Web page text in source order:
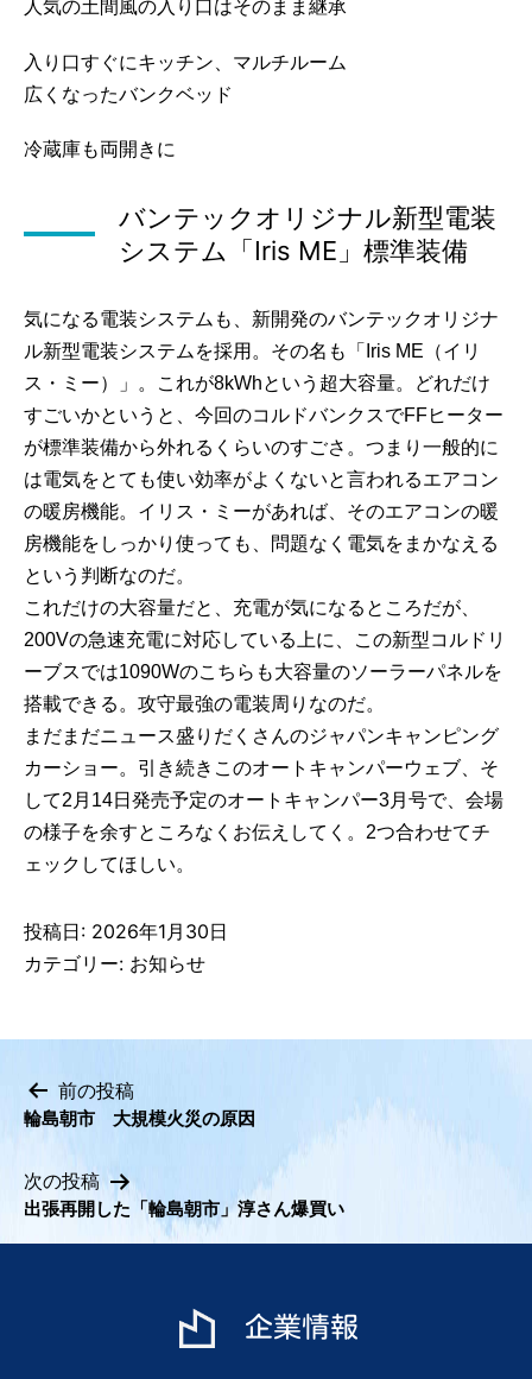
人気の土間風の入り口はそのまま継承
入り口すぐにキッチン、マルチルーム
広くなったバンクベッド
冷蔵庫も両開きに
バンテックオリジナル新型電装
システム「Iris ME」標準装備
気になる電装システムも、新開発のバンテックオリジナ
ル新型電装システムを採用。その名も「Iris ME（イリ
ス・ミー）」。これが8kWhという超大容量。どれだけ
すごいかというと、今回のコルドバンクスでFFヒーター
が標準装備から外れるくらいのすごさ。つまり一般的に
は電気をとても使い効率がよくないと言われるエアコン
の暖房機能。イリス・ミーがあれば、そのエアコンの暖
房機能をしっかり使っても、問題なく電気をまかなえる
という判断なのだ。
これだけの大容量だと、充電が気になるところだが、
200Vの急速充電に対応している上に、この新型コルドリ
ーブスでは1090Wのこちらも大容量のソーラーパネルを
搭載できる。攻守最強の電装周りなのだ。
まだまだニュース盛りだくさんのジャパンキャンピング
カーショー。引き続きこのオートキャンパーウェブ、そ
して2月14日発売予定のオートキャンパー3月号で、会場
の様子を余すところなくお伝えしてく。2つ合わせてチ
ェックしてほしい。
投稿日: 2026年1月30日
カテゴリー: お知らせ
投
ナ
ビ
前の投稿
輪島朝市 大規模火災の原因
次の投稿
出張再開した「輪島朝市」淳さん爆買い
企業情報